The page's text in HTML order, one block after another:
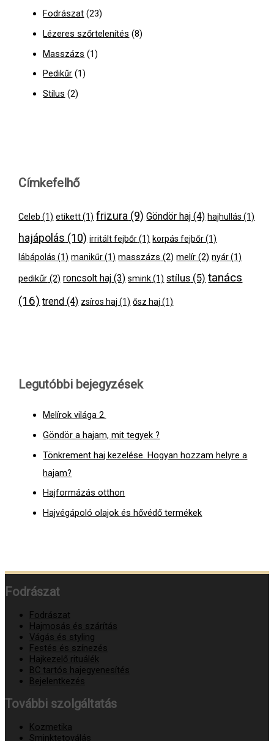
Fodrászat (23)
Lézeres szőrtelenítés (8)
Masszázs (1)
Pedikűr (1)
Stílus (2)
Címkefelhő
Celeb (1) etikett(1) frizura (9) Göndör haj (4) hajhullás (1)
hajápolás (10) irritált fejbőr(1) korpás fejbőr(1)
lábápolás (1) manikűr(1) masszázs (2) melír (2) nyár(1)
pedikűr (2) roncsolt haj (3) smink(1) stílus (5) tanács
(16) trend (4) zsíros haj (1) ősz haj (1)
Legutóbbi bejegyzések
Melírok világa 2.
Göndör a hajam, mit tegyek ?
Tönkrement haj kezelése. Hogyan hozzam helyre a
hajam?
Hajformázás otthon
Hajvégápoló olajok és hővédő termékek
Fodrászat
Fodrászat
Hajmosás és szárítás
Vágás és styling
Festés és színezés
Hajkezelő rituálék
BC tartós hajegyenesítés
Bejelentkezés
További szolgáltatás
Kozmetika
Sminktetoválás